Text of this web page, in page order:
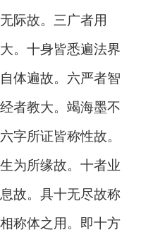
际故。三广者用
。十身皆悉遍法界
体遍故。六严者智
者教大。竭海墨不
字所证皆称性故。
为所缘故。十者业
故。具十无尽故称
称体之用。即十方